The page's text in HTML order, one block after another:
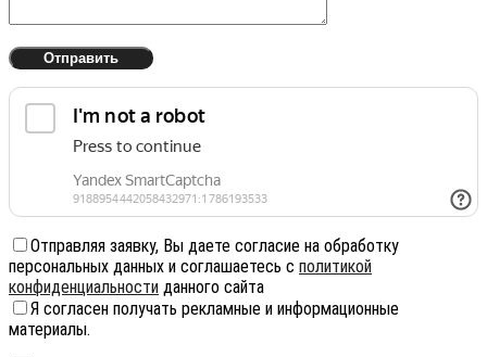
Отправляя заявку, Вы даете согласие на обработку
персональных данных и соглашаетесь с политикой
конфиденциальности данного сайта
Я согласен получать рекламные и информационные
материалы.